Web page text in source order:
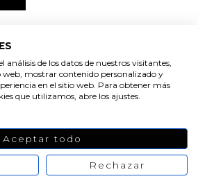
análisis de los datos de nuestros visitantes,
mostrar contenido personalizado y
en el sitio web. Para obtener más
que utilizamos, abre los ajustes.
Aceptar todo
Rechazar